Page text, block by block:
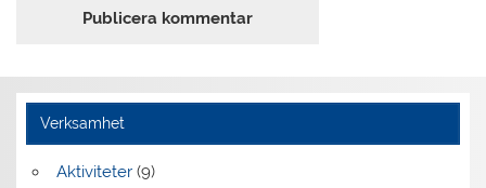
Verksamhet
Aktiviteter(9)